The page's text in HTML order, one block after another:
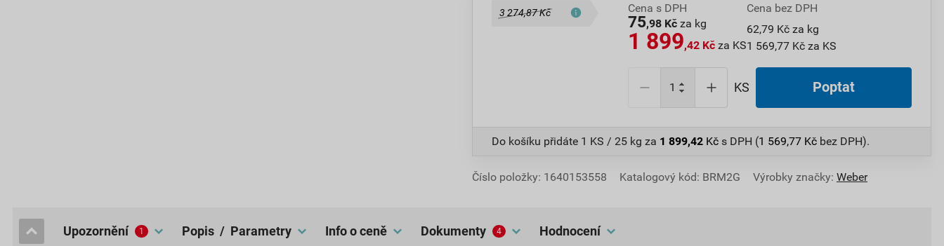
3 274,87 Kč Cena s DPH
75,98 Kč za kg
1 899,42 Kč za KS
Cena bez DPH
62,79 Kč za kg
1 569,77 Kč za KS
KS Poptat
Do košíku přidáte 1 KS / 25 kg za 1 899,42 Kč s DPH (1 569,77 Kč bez DPH).
Číslo položky: 1640153558 Katalogový kód: BRM2G Výrobky značky: Weber
popis / Parametry
upozornění 1 Info o ceně dokumenty 4 hodnocení